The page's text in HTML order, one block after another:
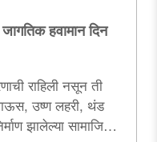
हवामान दिन
राहिली नसून ती
उष्ण लहरी, थंड
झालेल्या सामाजिक